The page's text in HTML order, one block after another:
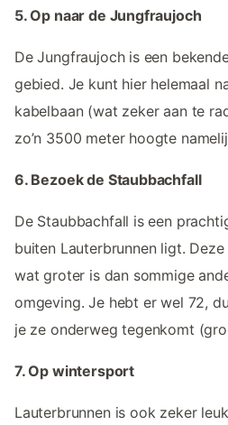
5. Op naar de Jungfraujoch
De Jungfraujoch is een
gebied. Je kunt hier helemaal
kabelbaan (wat zeker aan te
zo’n 3500 meter hoogte
6. Bezoek de Staubbachfall
De Staubbachfall is een
buiten Lauterbrunnen ligt.
wat groter is dan sommige
omgeving. Je hebt er wel 72,
je ze onderweg tegenkomt
7. Op wintersport
Lauterbrunnen is ook zeker